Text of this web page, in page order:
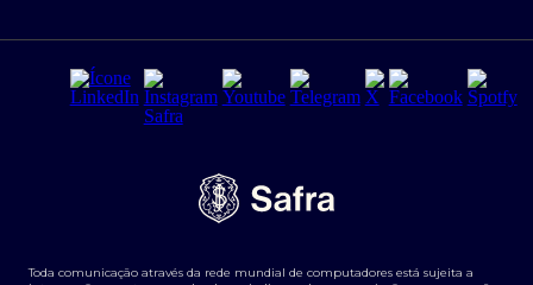
Segurança da Informação
Tarifas e serviços Pessoa Física
Transparência de remuneração
Derivativos
Agronegócios
Toda comunicação através da rede mundial de computadores está sujeita a